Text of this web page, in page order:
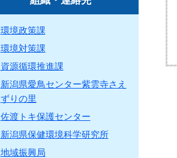
環境政策課
環境対策課
資源循環推進課
新潟県愛鳥センター紫雲寺さえ
ずりの里
佐渡トキ保護センター
新潟県保健環境科学研究所
地域振興局